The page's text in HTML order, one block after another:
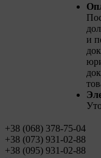
и
+38 (068) 378-75-04
+38 (073) 931-02-88
+38 (095) 931-02-88